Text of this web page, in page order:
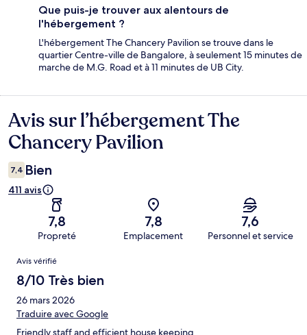
Que puis-je trouver aux alentours de
l'hébergement ?
L'hébergement The Chancery Pavilion se trouve dans le
quartier Centre-ville de Bangalore, à seulement 15 minutes de
marche de M.G. Road et à 11 minutes de UB City.
Avis
Avis sur l’hébergement The
Chancery Pavilion
7,4 Bien
411 avis
7,8
Propreté
7,8
Emplacement
7,6
Personnel et service
Avis
Avis vérifié
8/10 Très bien
26 mars 2026
Traduire avec Google
Friendly staff and efficient house keeping